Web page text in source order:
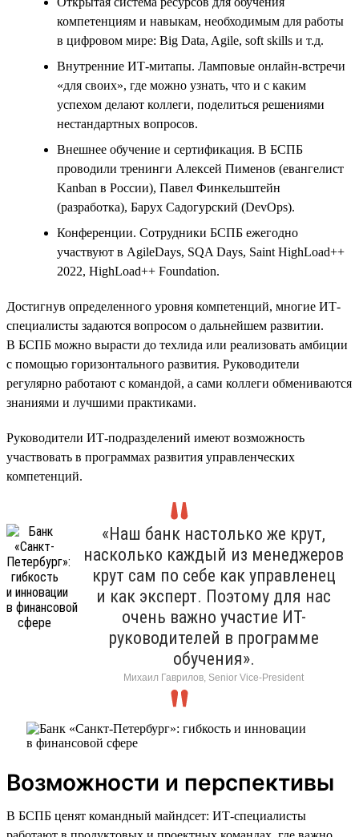
компетенциям и навыкам, необходимым для работы
в цифровом мире: Big Data, Agile, soft skills и т.д.
Внутренние ИТ-митапы. Ламповые онлайн-встречи
«для своих», где можно узнать, что и с каким
успехом делают коллеги, поделиться решениями
нестандартных вопросов.
Внешнее обучение и сертификация. В БСПБ
проводили тренинги Алексей Пименов (евангелист
Kanban в России), Павел Финкельштейн
(разработка), Барух Садогурский (DevOps).
Конференции. Сотрудники БСПБ ежегодно
участвуют в AgileDays, SQA Days, Saint HighLoad++
2022, HighLoad++ Foundation.
Достигнув определенного уровня компетенций, многие ИТ-
специалисты задаются вопросом о дальнейшем развитии.
В БСПБ можно вырасти до техлида или реализовать амбиции
с помощью горизонтального развития. Руководители
регулярно работают с командой, а сами коллеги обмениваются
знаниями и лучшими практиками.
Руководители ИТ-подразделений имеют возможность
участвовать в программах развития управленческих
компетенций.
«Наш банк настолько же крут,
насколько каждый из менеджеров
крут сам по себе как управленец
и как эксперт. Поэтому для нас
очень важно участие ИТ-
руководителей в программе
обучения».
Михаил Гаврилов, Senior Vice-President
Возможности и перспективы
В БСПБ ценят командный майндсет: ИТ-специалисты